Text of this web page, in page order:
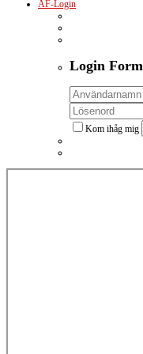
ÅF-Login
Login Form
Kom ihåg mig